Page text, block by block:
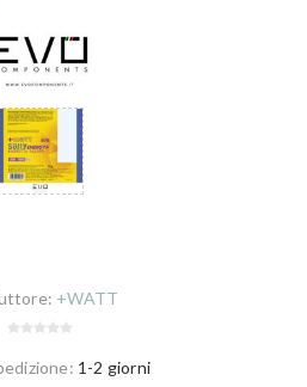
+WATT
1-2 giorni